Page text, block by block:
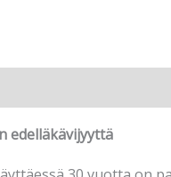
edelläkävijyyttä